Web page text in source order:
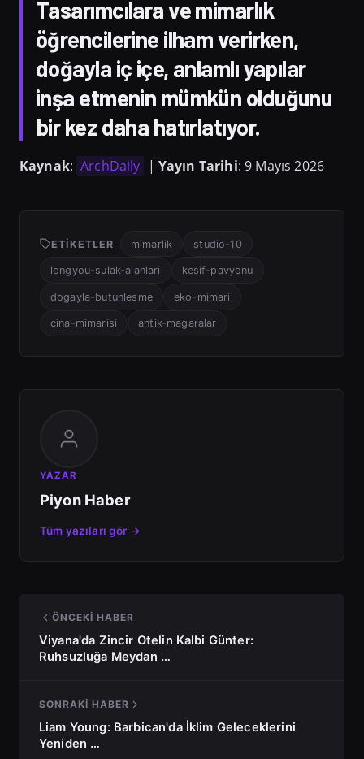
Tasarımcılara ve mimarlık
öğrencilerine ilham verirken,
doğayla iç içe, anlamlı yapılar
inşa etmenin mümkün olduğunu
bir kez daha hatırlatıyor.
Kaynak: ArchDaily | Yayın Tarihi: 9 Mayıs 2026
ETIKETLER mimarlik studio-10
longyou-sulak-alanlari kesif-pavyonu
dogayla-butunlesme eko-mimari
cina-mimarisi antik-magaralar
YAZAR
Piyon Haber
Tüm yazıları gör →
ÖNCEKI HABER
Viyana'da Zincir Otelin Kalbi Günter:
Ruhsuzluğa Meydan …
SONRAKI HABER
Liam Young: Barbican'da İklim Geleceklerini
Yeniden …